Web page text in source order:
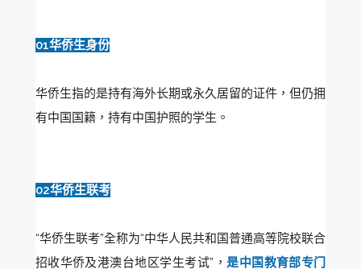
01华侨生身份
华侨生指的是持有海外长期或永久居留的证件，但仍拥
有中国国籍，持有中国护照的学生。
02华侨生联考
“华侨生联考”全称为“中华人民共和国普通高等院校联合
招收华侨及港澳台地区学生考试”，是中国教育部专门